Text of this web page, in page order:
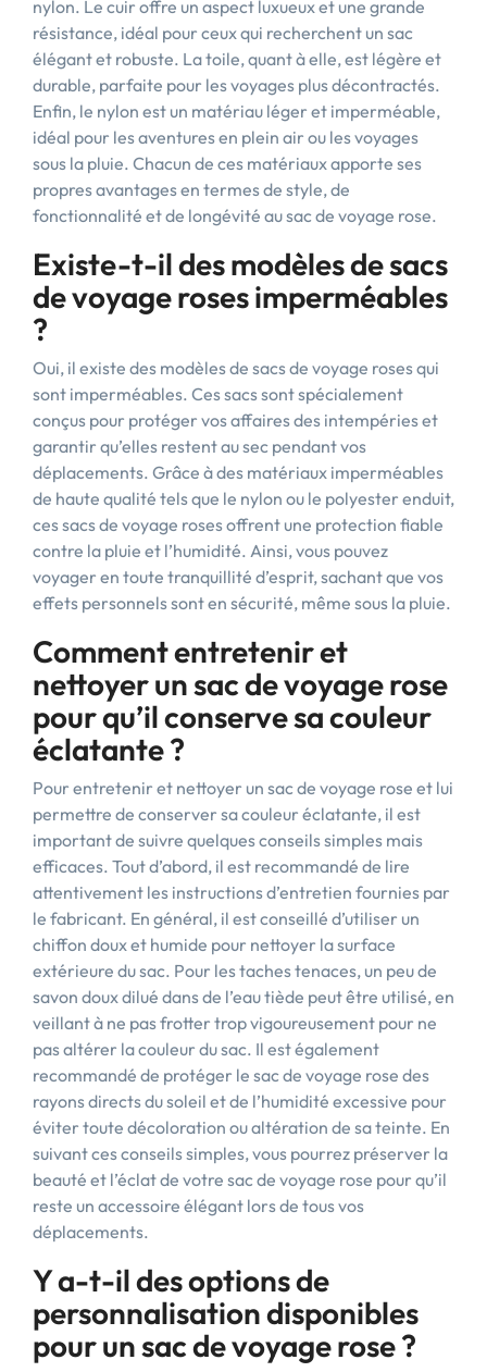
nylon. Le cuir offre un aspect luxueux et une grande
résistance, idéal pour ceux qui recherchent un sac
élégant et robuste. La toile, quant à elle, est légère et
durable, parfaite pour les voyages plus décontractés.
Enfin, le nylon est un matériau léger et imperméable,
idéal pour les aventures en plein air ou les voyages
sous la pluie. Chacun de ces matériaux apporte ses
propres avantages en termes de style, de
fonctionnalité et de longévité au sac de voyage rose.
Existe-t-il des modèles de sacs
de voyage roses imperméables
?
Oui, il existe des modèles de sacs de voyage roses qui
sont imperméables. Ces sacs sont spécialement
conçus pour protéger vos affaires des intempéries et
garantir qu’elles restent au sec pendant vos
déplacements. Grâce à des matériaux imperméables
de haute qualité tels que le nylon ou le polyester enduit,
ces sacs de voyage roses offrent une protection fiable
contre la pluie et l’humidité. Ainsi, vous pouvez
voyager en toute tranquillité d’esprit, sachant que vos
effets personnels sont en sécurité, même sous la pluie.
Comment entretenir et
nettoyer un sac de voyage rose
pour qu’il conserve sa couleur
éclatante ?
Pour entretenir et nettoyer un sac de voyage rose et lui
permettre de conserver sa couleur éclatante, il est
important de suivre quelques conseils simples mais
efficaces. Tout d’abord, il est recommandé de lire
attentivement les instructions d’entretien fournies par
le fabricant. En général, il est conseillé d’utiliser un
chiffon doux et humide pour nettoyer la surface
extérieure du sac. Pour les taches tenaces, un peu de
savon doux dilué dans de l’eau tiède peut être utilisé, en
veillant à ne pas frotter trop vigoureusement pour ne
pas altérer la couleur du sac. Il est également
recommandé de protéger le sac de voyage rose des
rayons directs du soleil et de l’humidité excessive pour
éviter toute décoloration ou altération de sa teinte. En
suivant ces conseils simples, vous pourrez préserver la
beauté et l’éclat de votre sac de voyage rose pour qu’il
reste un accessoire élégant lors de tous vos
déplacements.
Y a-t-il des options de
personnalisation disponibles
pour un sac de voyage rose ?